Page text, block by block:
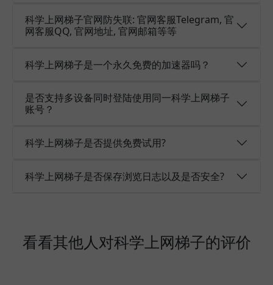
科学上网梯子官网防失联: 官网客服Telegram, 官
网客服QQ, 官网地址, 官网邮箱等等
科学上网梯子是一个永久免费的加速器吗？
是否支持多设备同时登陆使用同一科学上网梯子
账号？
科学上网梯子是否提供免费试用?
科学上网梯子是否保存浏览日志以及是否安全?
看看其他人对科学上网梯子的评价